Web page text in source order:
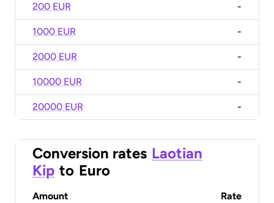
200 EUR -
1000 EUR -
2000 EUR -
10000 EUR -
20000 EUR -
Conversion rates Laotian
Kip to Euro
Amount Rate